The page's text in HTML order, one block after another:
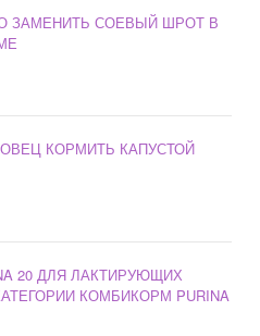
ЗАМЕНИТЬ СОЕВЫЙ ШРОТ В
КОРМИТЬ КАПУСТОЙ
20 ДЛЯ ЛАКТИРУЮЩИХ
КОМБИКОРМ PURINA